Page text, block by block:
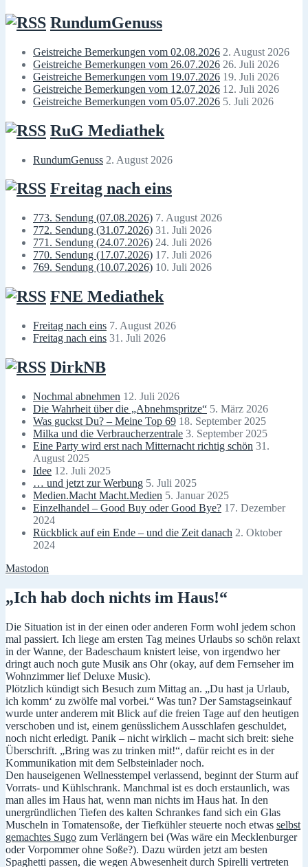
RundumGenuss
Geistreiche Bemerkungen vom 02.08.2026 2. August 2026
Geistreiche Bemerkungen vom 26.07.2026 26. Juli 2026
Geistreiche Bemerkungen vom 19.07.2026 19. Juli 2026
Geistreiche Bemerkungen vom 12.07.2026 12. Juli 2026
Geistreiche Bemerkungen vom 05.07.2026 5. Juli 2026
RuG Mediathek
RundumGenuss 2. August 2026
Freitag nach eins
773. Sendung (07.08.2026) 7. August 2026
772. Sendung (31.07.2026) 31. Juli 2026
771. Sendung (24.07.2026) 24. Juli 2026
770. Sendung (17.07.2026) 17. Juli 2026
769. Sendung (10.07.2026) 10. Juli 2026
FNE Mediathek
Freitag nach eins 7. August 2026
Freitag nach eins 31. Juli 2026
DirkNB
Nochmal abnehmen 12. Juli 2026
Die Wahrheit über die „Abnehmspritze“ 5. März 2026
Was guckst Du? – Meine Top 69 18. September 2025
Milka und die Verbraucherzentrale 3. September 2025
Eine Party wird erst nach Mitternacht richtig schön 31.
August 2025
Idee 12. Juli 2025
… und jetzt zur Werbung 5. Juli 2025
Medien.Macht Macht.Medien 5. Januar 2025
Einzelhandel – Good Buy oder Good Bye? 17. Dezember
2024
Rückblick auf ein Ende – und die Zeit danach 2. Oktober
2024
Mastodon
„Ich hab doch nichts im Haus!“
Die Situation ist in der einen oder anderen Form wohl jedem schon
mal passiert. Ich liege am ersten Tag meines Urlaubs so schön relaxt
in der Wanne, der Badeschaum knistert leise, von irgendwo her
dringt auch noch gute Musik ans Ohr (okay, auf dem Fernseher im
Wohnzimmer lief Deluxe Music).
Plötzlich kündigt sich Besuch zum Mittag an. „Du hast ja Urlaub,
ich komm‘ zu zwölfe mal vorbei.“ Was tun? Der Samstagseinkauf
wurde unter anderem mit Blick auf die freien Tage auf den heutigen
verschoben und ist, einem genüsslichem Ausschlafen geschuldet,
noch nicht erledigt. Panik – nicht wirklich – macht sich breit: siehe
Überschrift. „Bring was zu trinken mit!“, dafür reicht es in der
Kommunikation mit dem Selbsteinlader noch.
Den hauseigenen Wellnesstempel verlassend, beginnt der Sturm auf
Vorrats- und Kühlschrank. Manchmal ist es doch erstaunlich, was
man alles im Haus hat, wenn man nichts im Haus hat. In den
unergründlichen Tiefen des kalten Schrankes fand sich ein Glas
Muscheln in Tomatensoße, der Tiefkühler steuerte noch etwas selbst
gemachtes Sugo zum Verlängern bei (Was wäre ein Mecklenburger
oder Vorpommer ohne Soße?). Dazu würden jetzt am besten
Spaghetti passen, die wegen Abwesenheit durch Spirelli vertreten